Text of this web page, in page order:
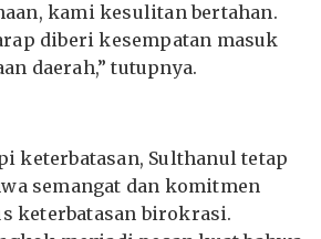
kami kesulitan bertahan.
diberi kesempatan masuk
daerah,” tutupnya.
keterbatasan, Sulthanul tetap
semangat dan komitmen
keterbatasan birokrasi.